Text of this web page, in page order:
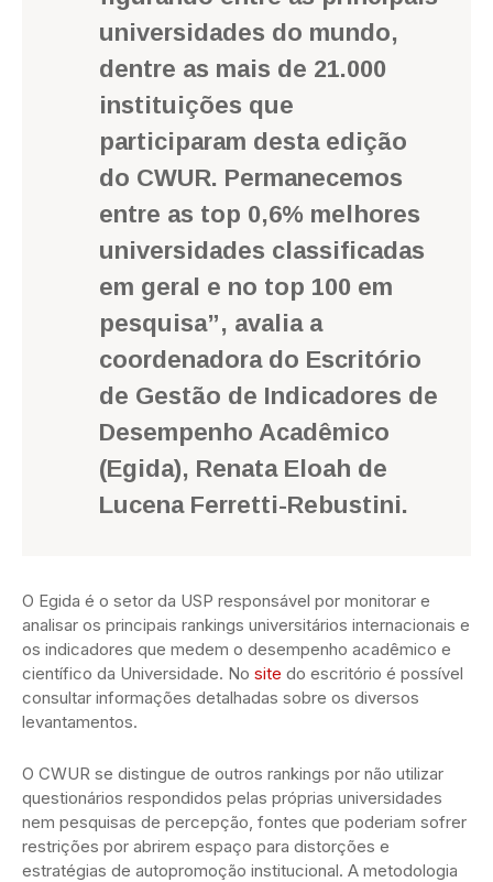
universidades do mundo,
dentre as mais de 21.000
instituições que
participaram desta edição
do CWUR. Permanecemos
entre as top 0,6% melhores
universidades classificadas
em geral e no top 100 em
pesquisa”, avalia a
coordenadora do Escritório
de Gestão de Indicadores de
Desempenho Acadêmico
(Egida), Renata Eloah de
Lucena Ferretti-Rebustini.
O Egida é o setor da USP responsável por monitorar e
analisar os principais rankings universitários internacionais e
os indicadores que medem o desempenho acadêmico e
científico da Universidade. No site do escritório é possível
consultar informações detalhadas sobre os diversos
levantamentos.
O CWUR se distingue de outros rankings por não utilizar
questionários respondidos pelas próprias universidades
nem pesquisas de percepção, fontes que poderiam sofrer
restrições por abrirem espaço para distorções e
estratégias de autopromoção institucional. A metodologia